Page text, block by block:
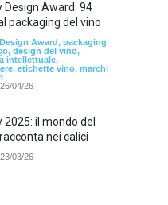
Design Award: 94
packaging del vino
Award, packaging
design del vino,
intellettuale,
etichette vino, marchi
04/26
2025: il mondo del
nei calici
03/26